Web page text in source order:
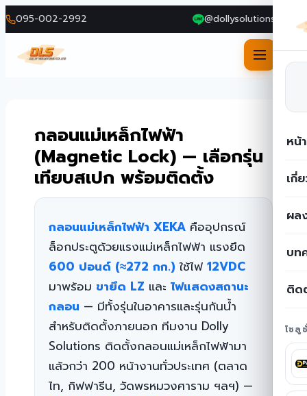
095-002-2992 @dollysolutions
หน้
เกี่
ผล
บท
ติด
โซลู
contentกลอนแม่เหล็กไฟฟ้า
(Magnetic Lock) — เลือกรุ่น
เทียบสเปก พร้อมติดตั้ง
กลอนแม่เหล็กไฟฟ้า XEKA คืออุปกรณ์
ล็อกประตูด้วยแรงแม่เหล็กไฟฟ้า แรงยึด
600 ปอนด์ (≈272 กก.) ใช้ไฟ 12VDC
มาพร้อม ขายึด LZ และ ไฟแสดงสถานะ
กลอน — มีทั้งรุ่นในอาคารและรุ่นกันน้ำ
สำหรับติดตั้งภายนอก ทีมงาน Dolly
Solutions ติดตั้งกลอนแม่เหล็กไฟฟ้ามา
แล้วกว่า 200 หน้างานทั่วประเทศ (ตลาด
ไท, กิฟฟารีน, วัดพรหมวงศาราม ฯลฯ) —